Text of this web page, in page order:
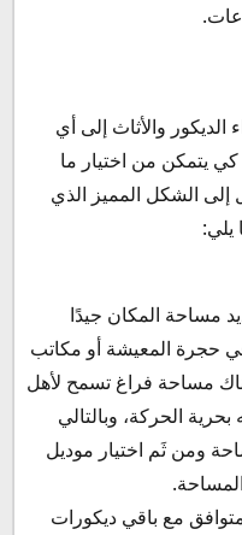
والأثاث إلى أي
يتمكن من اختيار ما
إلى الشكل المميز الذي
يلي:
مساحة المكان جيدًا
حجرة المعيشة أو مكاتب
مساحة فراغ تسمح لأهل
الحركة، وبالتالي
ومن ثَم اختيار موديل
مع باقي ديكورات